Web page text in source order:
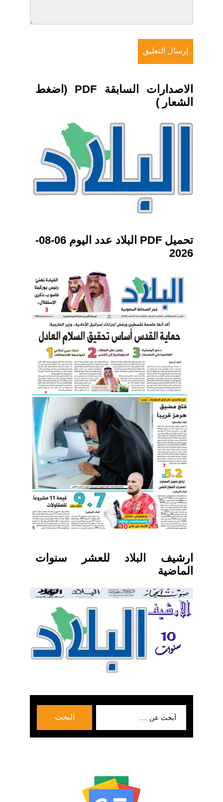
الاصدارات السابقة PDF (اضغط
الشعار )
تحميل PDF البلاد عدد اليوم 06-08-
2026
ارشيف البلاد للعشر سنوات
الماضية
البحث